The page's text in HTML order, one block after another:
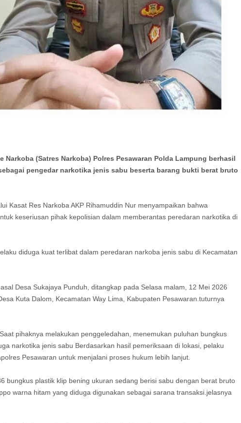
Narkoba (Satres Narkoba) Polres Pesawaran Polda Lampung berhasil
pengedar narkotika jenis sabu beserta barang bukti berat bruto
Kasat Res Narkoba AKP Rihamuddin Nur menyampaikan bahwa
keseriusan pihak kepolisian dalam memberantas peredaran narkotika di
diduga kuat terlibat dalam peredaran narkoba jenis sabu di Kecamatan
Desa Sukajaya Punduh, ditangkap pada Selasa malam, 12 Mei 2026
Kuta Dalom, Kecamatan Way Lima, Kabupaten Pesawaran.tuturnya
pihaknya melakukan penggeledahan, menemukan puluhan bungkus
narkotika jenis sabu Berdasarkan hasil pemeriksaan di lokasi, pelaku
Pesawaran untuk menjalani proses hukum lebih lanjut.
bungkus plastik klip bening ukuran sedang berisi sabu dengan berat bruto
warna hitam yang diduga digunakan sebagai sarana transaksi.jelasnya